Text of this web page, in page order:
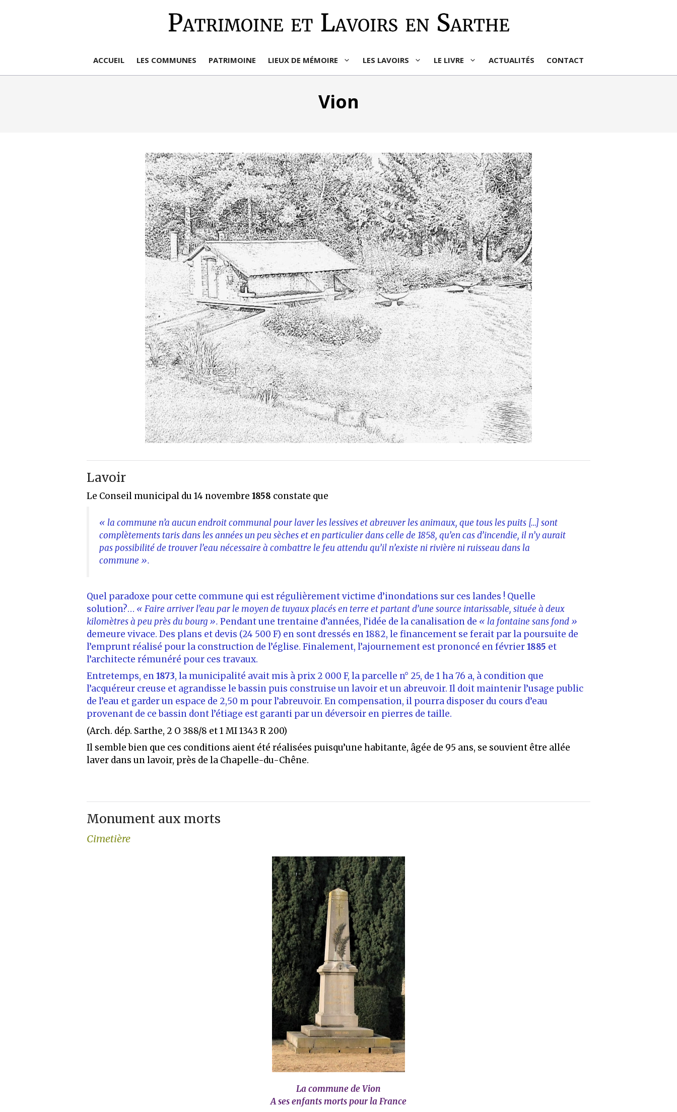
ACCUEIL LES COMMUNES PATRIMOINE LIEUX DE MÉMOIRE LES LAVOIRS LE LIVRE ACTUALITÉS CONTACT
Vion
Lavoir
Le Conseil municipal du 14 novembre 1858 constate que
« la commune n’a aucun endroit communal pour laver les lessives et abreuver les animaux, que tous les puits […] sont
complètements taris dans les années un peu sèches et en particulier dans celle de 1858, qu’en cas d’incendie, il n’y aurait
pas possibilité de trouver l’eau nécessaire à combattre le feu attendu qu’il n’existe ni rivière ni ruisseau dans la
commune ».
Quel paradoxe pour cette commune qui est régulièrement victime d’inondations sur ces landes ! Quelle
solution?… « Faire arriver l’eau par le moyen de tuyaux placés en terre et partant d’une source intarissable, située à deux
kilomètres à peu près du bourg ». Pendant une trentaine d’années, l’idée de la canalisation de « la fontaine sans fond »
demeure vivace. Des plans et devis (24 500 F) en sont dressés en 1882, le financement se ferait par la poursuite de
l’emprunt réalisé pour la construction de l’église. Finalement, l’ajournement est prononcé en février1885 et
l’architecte rémunéré pour ces travaux.
Entretemps, en1873, la municipalité avait mis à prix 2 000 F, la parcelle n° 25, de 1 ha 76 a, à condition que
l’acquéreur creuse et agrandisse le bassin puis construise un lavoir et un abreuvoir. Il doit maintenir l’usage public
de l’eau et garder un espace de 2,50 m pour l’abreuvoir. En compensation, il pourra disposer du cours d’eau
provenant de ce bassin dont l’étiage est garanti par un déversoir en pierres de taille.
(Arch. dép. Sarthe, 2 O 388/8 et 1 MI 1343 R 200)
Il semble bien que ces conditions aient été réalisées puisqu’une habitante, âgée de 95 ans, se souvient être allée
laver dans un lavoir, près de la Chapelle-du-Chêne.
Monument aux morts
Cimetière
La commune de Vion
A ses enfants morts pour la France